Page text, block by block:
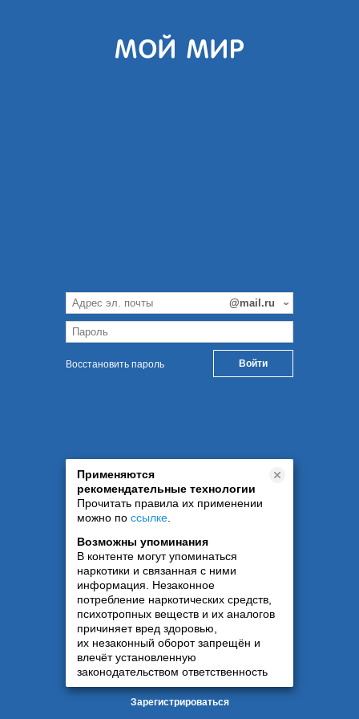
Восстановить пароль
Применяются
рекомендательные технологии
Прочитать правила их применении
можно по ссылке
Возможны упоминания
В контенте могут упоминаться
наркотики и связанная с ними
информация. Незаконное
потребление наркотических средств,
психотропных веществ и их аналогов
причиняет вред здоровью,
их незаконный оборот запрещён и
влечёт установленную
законодательством ответственность
Зарегистрироваться